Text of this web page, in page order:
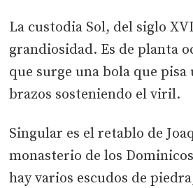
La custodia Sol, del siglo
grandiosidad. Es de planta
que surge una bola que
brazos sosteniendo el viril.
Singular es el retablo de
monasterio de los
hay varios escudos de